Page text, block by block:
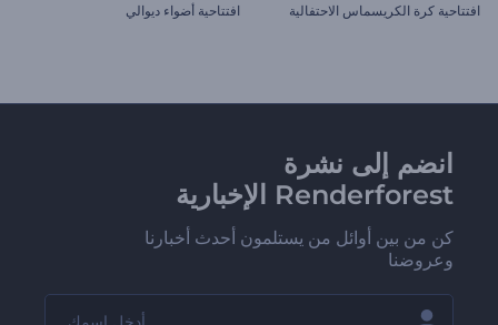
افتتاحية كرة الكريسماس الاحتفالية افتتاحية أضواء ديوالي
انضم إلى نشرة
Renderforest الإخبارية
كن من بين أوائل من يستلمون أحدث أخبارنا
وعروضنا